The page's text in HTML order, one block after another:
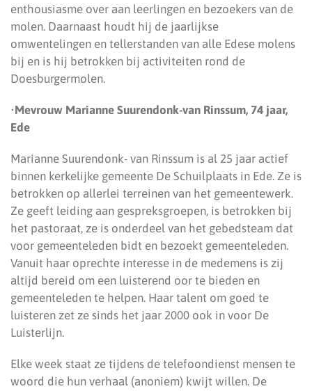
enthousiasme over aan leerlingen en bezoekers van de
molen. Daarnaast houdt hij de jaarlijkse
omwentelingen en tellerstanden van alle Edese molens
bij en is hij betrokken bij activiteiten rond de
Doesburgermolen.
•Mevrouw Marianne Suurendonk-van Rinssum, 74 jaar,
Ede
Marianne Suurendonk- van Rinssum is al 25 jaar actief
binnen kerkelijke gemeente De Schuilplaats in Ede. Ze is
betrokken op allerlei terreinen van het gemeentewerk.
Ze geeft leiding aan gespreksgroepen, is betrokken bij
het pastoraat, ze is onderdeel van het gebedsteam dat
voor gemeenteleden bidt en bezoekt gemeenteleden.
Vanuit haar oprechte interesse in de medemens is zij
altijd bereid om een luisterend oor te bieden en
gemeenteleden te helpen. Haar talent om goed te
luisteren zet ze sinds het jaar 2000 ook in voor De
Luisterlijn.
Elke week staat ze tijdens de telefoondienst mensen te
woord die hun verhaal (anoniem) kwijt willen. De